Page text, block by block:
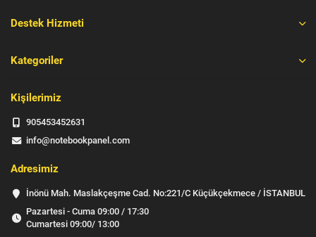
Destek Hizmeti
Kategoriler
Kişilerimiz
905453452631
info@notebookpanel.com
Adresimiz
İnönü Mah. Maslakçeşme Cad. No:221/C Küçükçekmece / İSTANBUL
Pazartesi - Cuma 09:00 / 17:30
Cumartesi 09:00/ 13:00